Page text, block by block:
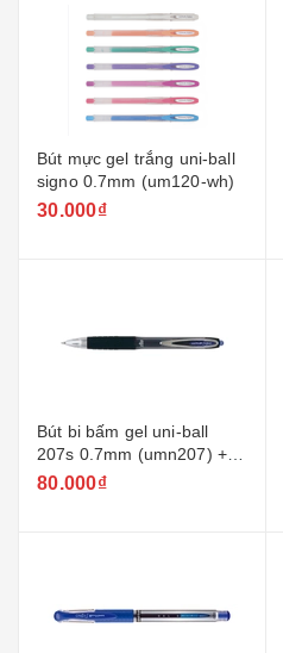
Bút mực gel trắng uni-ball
signo 0.7mm (um120-wh)
30.000₫
Bút bi bấm gel uni-ball
207s 0.7mm (umn207) +
ruột
80.000₫